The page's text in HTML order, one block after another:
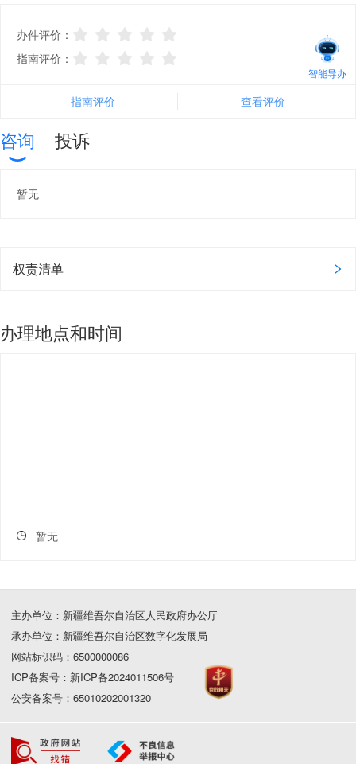
智能导办
办件评价：
指南评价：
指南评价 查看评价
咨询 投诉
暂无
权责清单
办理地点和时间
暂无
主办单位：新疆维吾尔自治区人民政府办公厅
承办单位：新疆维吾尔自治区数字化发展局
网站标识码：6500000086
ICP备案号：新ICP备2024011506号
公安备案号：65010202001320